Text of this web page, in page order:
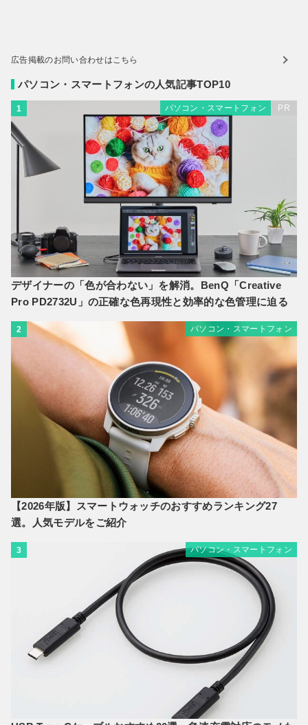
広告掲載のお問い合わせはこちら
パソコン・スマートフォンの人気記事TOP10
1 パソコン・スマートフォン PR
デザイナーの「色が合わない」を解消。BenQ「Creative
Pro PD2732U」の正確な色再現性と効率的な色管理に迫る
2 パソコン・スマートフォン
【2026年版】スマートウォッチのおすすめランキング27
選。人気モデルをご紹介
3 パソコン・スマートフォン